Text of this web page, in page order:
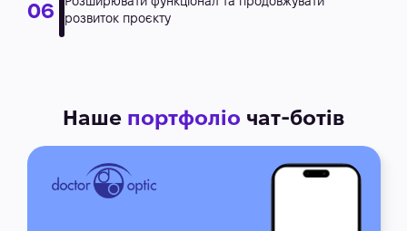
Наше портфоліо чат-ботів